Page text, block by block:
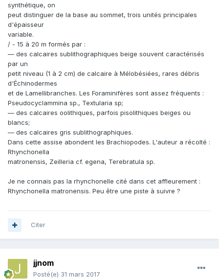
synthétique, on
peut distinguer de la base au sommet, trois unités principales
d'épaisseur
variable.
/ - 15 à 20 m formés par :
— des calcaires sublithographiques beige souvent caractérisés
par un
petit niveau (1 à 2 cm) de calcaire à Mélobésiées, rares débris
d'Échinodermes
et de Lamellibranches. Les Foraminifères sont assez fréquents :
Pseudocyclammina sp., Textularia sp;
— des calcaires oolithiques, parfois pisolithiques beiges ou
blancs;
— des calcaires gris sublithographiques.
Dans cette assise abondent les Brachiopodes. L'auteur a récolté :
Rhynchonella
matronensis, Zeilleria cf. egena, Terebratula sp.
Je ne connais pas la rhynchonelle cité dans cet affleurement :
Rhynchonella matronensis. Peu être une piste à suivre ?
Citer
jjnom
Posté(e) 31 mars 2017